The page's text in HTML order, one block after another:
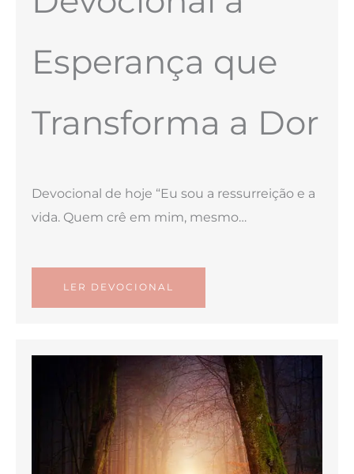
Esperança que
Transforma a Dor
Devocional de hoje “Eu sou a ressurreição e a
vida. Quem crê em mim, mesmo…
LER DEVOCIONAL